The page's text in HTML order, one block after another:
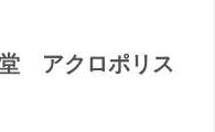
アクロポリス